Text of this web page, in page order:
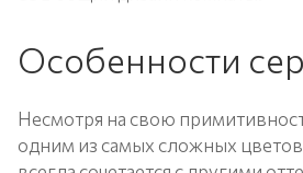
Особенности
Несмотря на свою
одним из самых сложных